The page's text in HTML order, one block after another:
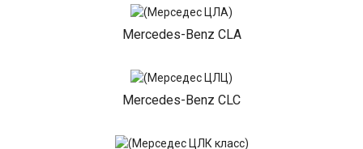
Mercedes-Benz CLA
Mercedes-Benz CLC